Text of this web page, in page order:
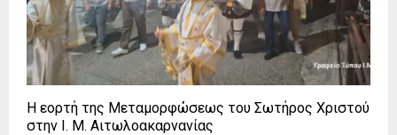
Η εορτή της Μεταμορφώσεως του Σωτήρος Χριστού
στην Ι. Μ. Αιτωλοακαρνανίας